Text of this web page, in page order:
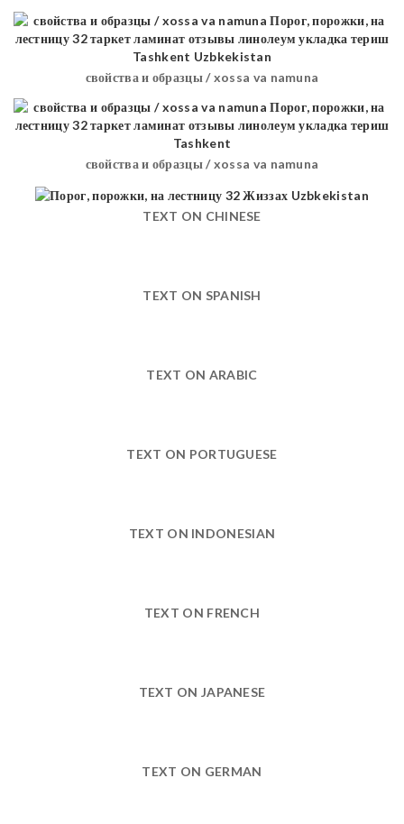
свойства и образцы / xossa va namuna
свойства и образцы / xossa va namuna
TEXT ON CHINESE
TEXT ON SPANISH
TEXT ON ARABIC
TEXT ON PORTUGUESE
TEXT ON INDONESIAN
TEXT ON FRENCH
TEXT ON JAPANESE
TEXT ON GERMAN